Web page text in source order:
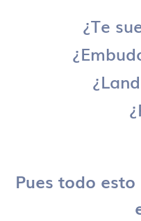
¿Te
Pues todo